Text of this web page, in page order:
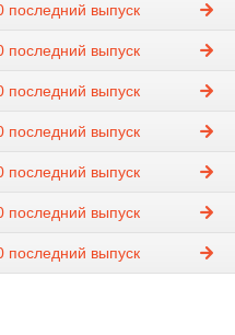
последний выпуск
последний выпуск
последний выпуск
последний выпуск
последний выпуск
последний выпуск
последний выпуск